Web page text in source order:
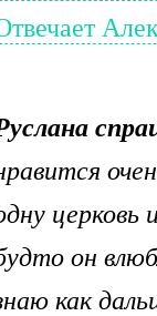
церковь
он
как